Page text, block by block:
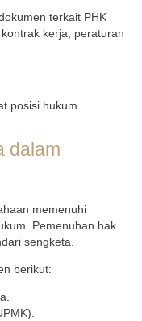
terkait PHK
kerja, peraturan
posisi hukum
dalam
memenuhi
Pemenuhan hak
sengketa.
berikut: